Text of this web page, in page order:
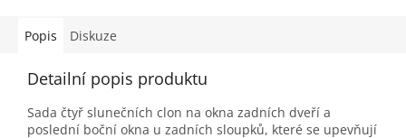
Popis Diskuze
Detailní popis produktu
Sada čtyř slunečních clon na okna zadních dveří a
poslední boční okna u zadních sloupků, které se upevňují